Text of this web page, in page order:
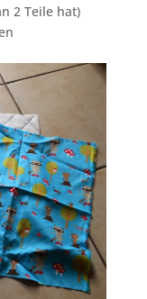
2 Teile hat)